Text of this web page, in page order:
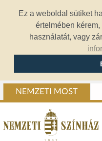
Ez a weboldal sütiket
értelmében
használatát, vagy
NEMZETI MOST